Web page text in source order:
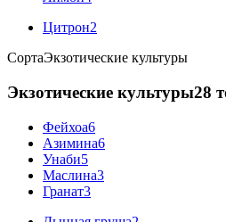
Цитрон2
СортаЭкзотические культуры
Экзотические культуры28
Фейхоа6
Азимина6
Унаби5
Маслина3
Гранат3